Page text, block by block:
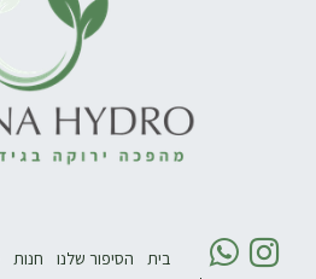
בית הסיפור שלנו חנות